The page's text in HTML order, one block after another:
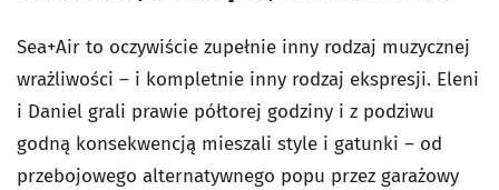
Sea+Air to oczywiście zupełnie inny rodzaj muzycznej
wrażliwości – i kompletnie inny rodzaj ekspresji. Eleni
i Daniel grali prawie półtorej godziny i z podziwu
godną konsekwencją mieszali style i gatunki – od
przebojowego alternatywnego popu przez garażowy